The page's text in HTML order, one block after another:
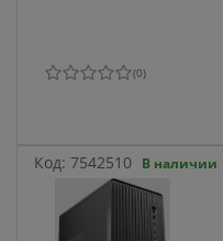
(0)
Код: 7542510 В наличии